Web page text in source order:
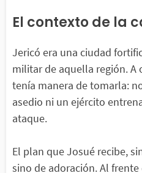
El contexto de la
Jericó era una ciudad
militar de aquella región. A
tenía manera de tomarla:
asedio ni un ejército
ataque.
El plan que Josué recibe,
sino de adoración. Al